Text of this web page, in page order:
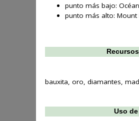
punto más bajo:
punto más alto:
bauxita, oro, diamantes,
Uso